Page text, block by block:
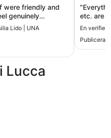
were friendly and
genuinely
Breakfast
and fresh
to the day. The
out and
is superb. The
The seafood
warmly
order it, you won’t
the whole
Lido | UNA
etc. are
beach.
it was
waited
En
Lucca